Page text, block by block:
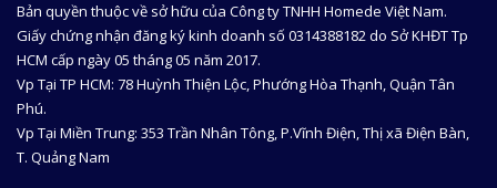
Bản quyền thuộc về sở hữu của Công ty TNHH Homede Việt Nam.
Giấy chứng nhận đăng ký kinh doanh số 0314388182 do Sở KHĐT Tp
HCM cấp ngày 05 tháng 05 năm 2017.
Vp Tại TP HCM: 78 Huỳnh Thiện Lộc, Phướng Hòa Thạnh, Quận Tân
Phú.
Vp Tại Miền Trung: 353 Trần Nhân Tông, P.Vĩnh Điện, Thị xã Điện Bàn,
T. Quảng Nam